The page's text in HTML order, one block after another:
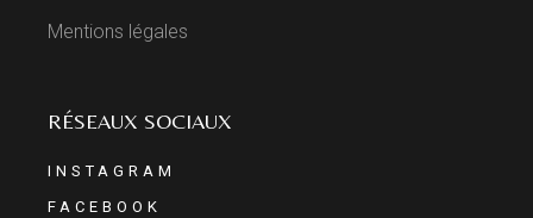
Mentions légales
RÉSEAUX SOCIAUX
INSTAGRAM
FACEBOOK